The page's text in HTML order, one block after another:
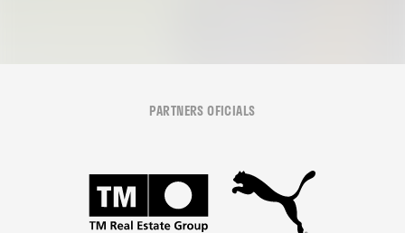
PARTNERS OFICIALS